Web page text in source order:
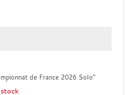
de France 2026 Solo"